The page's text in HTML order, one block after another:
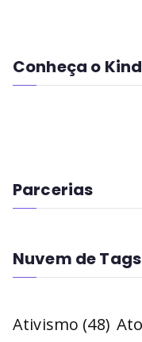
Conheça o
Parcerias
Nuvem de Tags
Ativismo (48)